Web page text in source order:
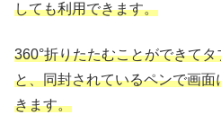
しても利用できます。
360°折りたたむことができて
と、同封されているペンで画
きます。